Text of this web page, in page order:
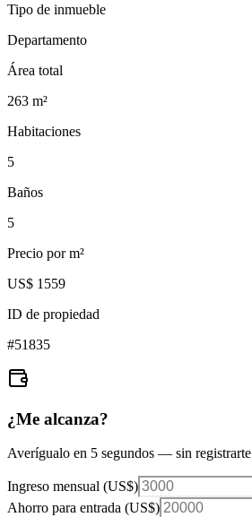
Tipo de inmueble
Departamento
Área total
263 m²
Habitaciones
5
Baños
5
Precio por m²
US$ 1559
ID de propiedad
#51835
¿Me alcanza?
Averígualo en 5 segundos — sin registrarte
Ingreso mensual (US$)
Ahorro para entrada (US$)